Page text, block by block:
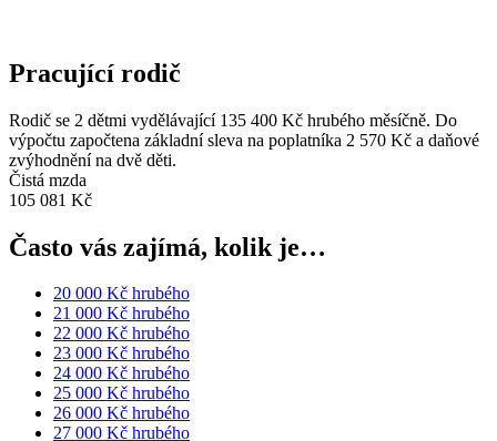
Pracující rodič
Rodič se 2 dětmi vydělávající 135 400 Kč hrubého měsíčně. Do
výpočtu započtena základní sleva na poplatníka 2 570 Kč a daňové
zvýhodnění na dvě děti.
Čistá mzda
105 081 Kč
Často vás zajímá, kolik je…
20 000 Kč hrubého
21 000 Kč hrubého
22 000 Kč hrubého
23 000 Kč hrubého
24 000 Kč hrubého
25 000 Kč hrubého
26 000 Kč hrubého
27 000 Kč hrubého